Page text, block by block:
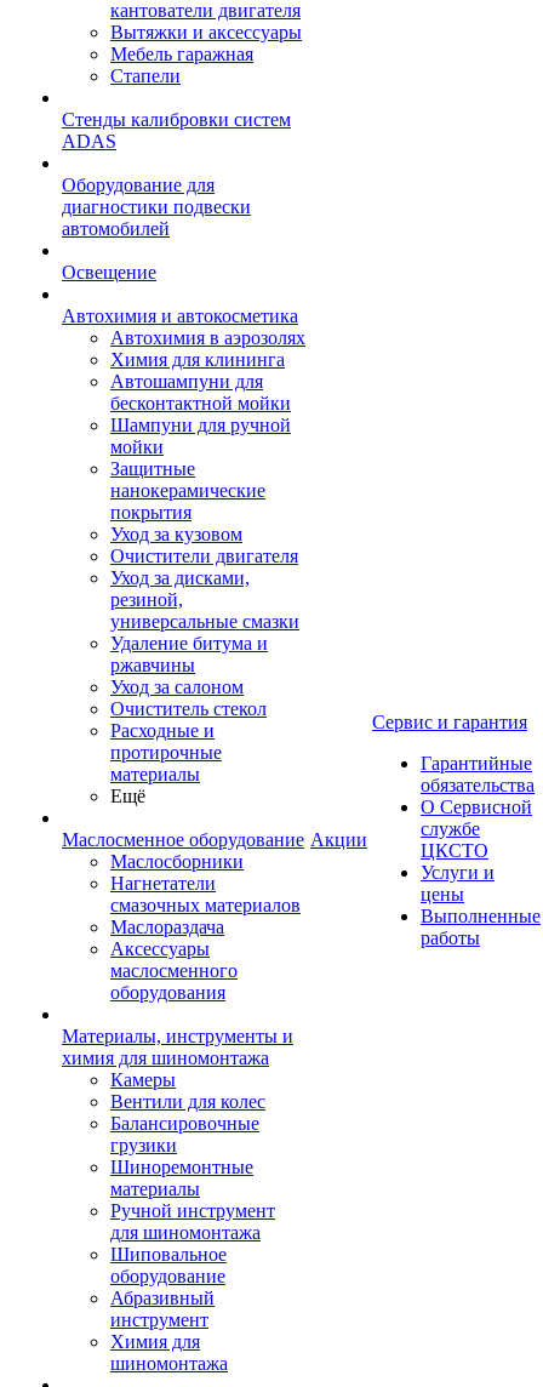
кантователи двигателя
Вытяжки и аксессуары
Мебель гаражная
Стапели
Стенды калибровки систем
ADAS
Оборудование для
диагностики подвески
автомобилей
Освещение
Автохимия и автокосметика
Автохимия в аэрозолях
Химия для клининга
Автошампуни для
бесконтактной мойки
Шампуни для ручной
мойки
Защитные
нанокерамические
покрытия
Уход за кузовом
Очистители двигателя
Уход за дисками,
резиной,
универсальные смазки
Удаление битума и
ржавчины
Уход за салоном
Очиститель стекол
Расходные и
протирочные
материалы
Ещё
Маслосменное оборудование
Маслосборники
Нагнетатели
смазочных материалов
Маслораздача
Аксессуары
маслосменного
оборудования
Материалы, инструменты и
химия для шиномонтажа
Камеры
Вентили для колес
Балансировочные
грузики
Шиноремонтные
материалы
Ручной инструмент
для шиномонтажа
Шиповальное
оборудование
Абразивный
инструмент
Химия для
шиномонтажа
Акции
Сервис и гарантия
Гарантийные
обязательства
О Сервисной
службе
ЦКСТО
Услуги и
цены
Выполненные
работы